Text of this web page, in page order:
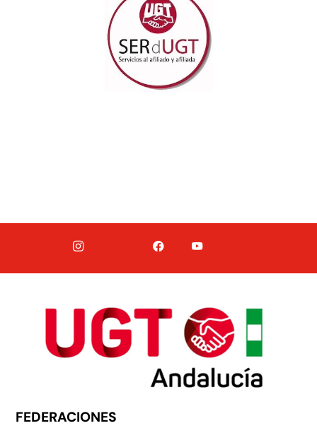
FEDERACIONES